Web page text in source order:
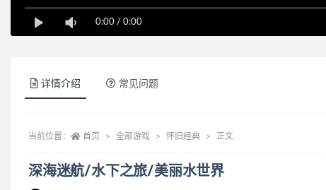
0:00 / 0:00
详情介绍 常见问题
当前位置： 首页 全部游戏 怀旧经典 正文
深海迷航/水下之旅/美丽水世界